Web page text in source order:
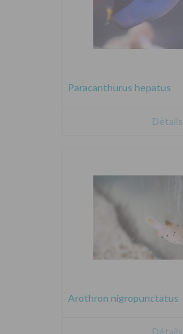
Paracanthurus hepatus
Détails
Arothron nigropunctatus
Détails